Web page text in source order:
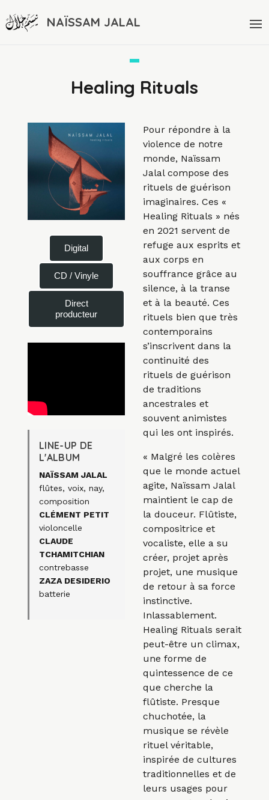
NAÏSSAM JALAL
Healing Rituals
Digital
CD / Vinyle
Direct
producteur
LINE-UP DE
L'ALBUM
NAÏSSAM JALAL
flûtes, voix, nay,
composition
CLÉMENT PETIT
violoncelle
CLAUDE
TCHAMITCHIAN
contrebasse
ZAZA DESIDERIO
batterie
Pour répondre à la
violence de notre
monde, Naïssam
Jalal compose des
rituels de guérison
imaginaires. Ces «
Healing Rituals » nés
en 2021 servent de
refuge aux esprits et
aux corps en
souffrance grâce au
silence, à la transe
et à la beauté. Ces
rituels bien que très
contemporains
s’inscrivent dans la
continuité des
rituels de guérison
de traditions
ancestrales et
souvent animistes
qui les ont inspirés.
« Malgré les colères
que le monde actuel
agite, Naïssam Jalal
maintient le cap de
la douceur. Flûtiste,
compositrice et
vocaliste, elle a su
créer, projet après
projet, une musique
de retour à sa force
instinctive.
Inlassablement.
Healing Rituals serait
peut-être un climax,
une forme de
quintessence de ce
que cherche la
flûtiste. Presque
chuchotée, la
musique se révèle
rituel véritable,
inspirée de cultures
traditionnelles et de
leurs usages pour